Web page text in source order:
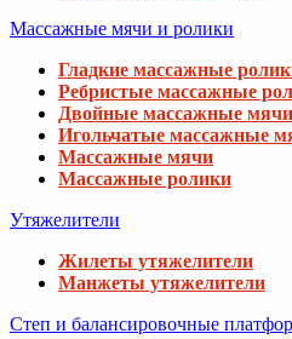
Массажные мячи и ролики
Гладкие массажные
Ребристые массажные
Двойные массажные мячи
Игольчатые массажные
Массажные мячи
Массажные ролики
Утяжелители
Жилеты утяжелители
Манжеты утяжелители
Степ и балансировочные